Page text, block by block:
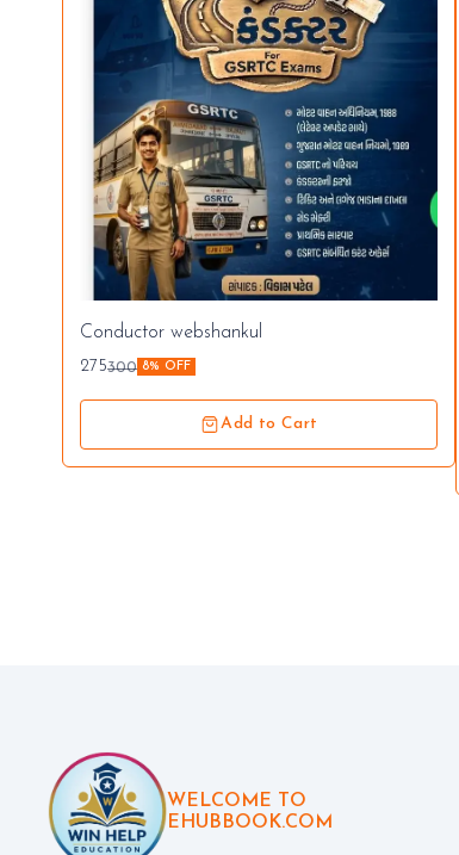
Conductor webshankul
275300 8% OFF
Add to Cart
WELCOME TO
EHUBBOOK.COM